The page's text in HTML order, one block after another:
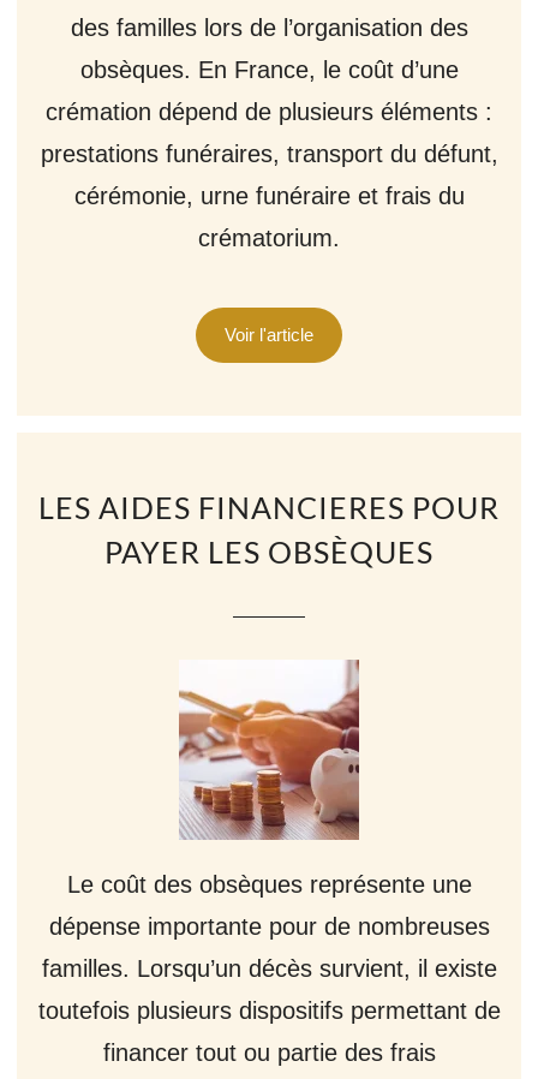
des familles lors de l’organisation des
obsèques. En France, le coût d’une
crémation dépend de plusieurs éléments :
prestations funéraires, transport du défunt,
cérémonie, urne funéraire et frais du
crématorium.
Voir l'article
LES AIDES FINANCIERES POUR
PAYER LES OBSÈQUES
Le coût des obsèques représente une
dépense importante pour de nombreuses
familles. Lorsqu’un décès survient, il existe
toutefois plusieurs dispositifs permettant de
financer tout ou partie des frais